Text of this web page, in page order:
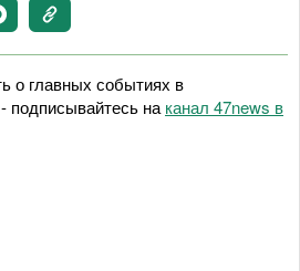
о главных событиях в
подписывайтесь на канал 47news в